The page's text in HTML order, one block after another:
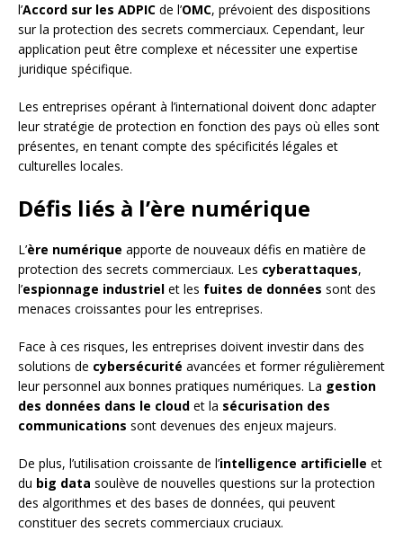
l’Accord sur les ADPIC de l’OMC, prévoient des dispositions
sur la protection des secrets commerciaux. Cependant, leur
application peut être complexe et nécessiter une expertise
juridique spécifique.
Les entreprises opérant à l’international doivent donc adapter
leur stratégie de protection en fonction des pays où elles sont
présentes, en tenant compte des spécificités légales et
culturelles locales.
Défis liés à l’ère numérique
L’ère numérique apporte de nouveaux défis en matière de
protection des secrets commerciaux. Les cyberattaques,
l’espionnage industriel et les fuites de données sont des
menaces croissantes pour les entreprises.
Face à ces risques, les entreprises doivent investir dans des
solutions de cybersécurité avancées et former régulièrement
leur personnel aux bonnes pratiques numériques. La gestion
des données dans le cloud et la sécurisation des
communications sont devenues des enjeux majeurs.
De plus, l’utilisation croissante de l’intelligence artificielle et
du big data soulève de nouvelles questions sur la protection
des algorithmes et des bases de données, qui peuvent
constituer des secrets commerciaux cruciaux.